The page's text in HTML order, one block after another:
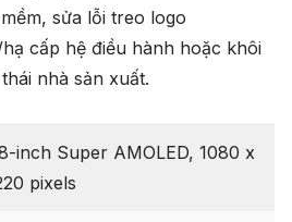
sửa lỗi treo logo
cấp hệ điều hành hoặc khôi
nhà sản xuất.
inch Super AMOLED, 1080 x
pixels